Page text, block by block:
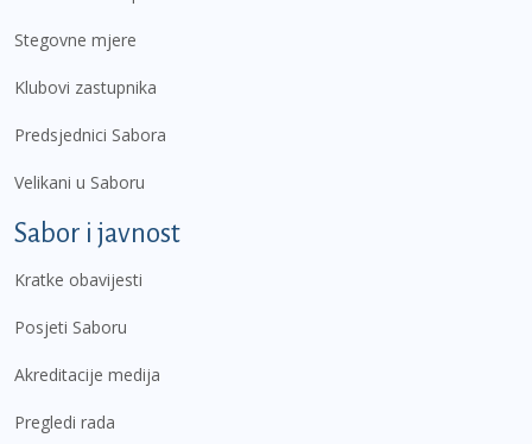
Stegovne mjere
Klubovi zastupnika
Predsjednici Sabora
Velikani u Saboru
Sabor i javnost
Kratke obavijesti
Posjeti Saboru
Akreditacije medija
Pregledi rada